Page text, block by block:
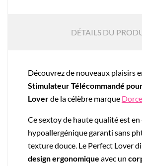
DÉTAILS DU
Découvrez de nouveaux plaisirs
Stimulateur Télécommandé
Loverde la célèbre marque
Ce sextoy de haute qualité est en
hypoallergénique garanti sans
texture douce. Le Perfect Lover
design ergonomique avec un